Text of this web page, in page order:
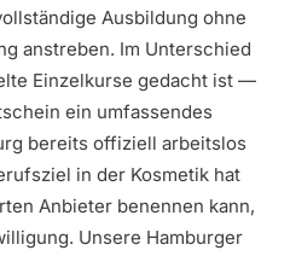
Ausbildung ohne
anstreben. Im Unterschied
Einzelkurse gedacht ist —
ein umfassendes
bereits offiziell arbeitslos
in der Kosmetik hat
Anbieter benennen kann,
Unsere Hamburger